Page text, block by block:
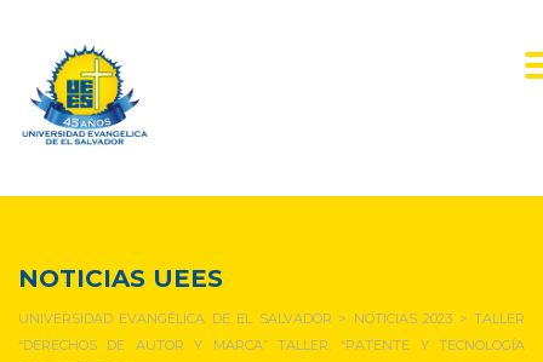
NOTICIAS UEES
UNIVERSIDAD EVANGÉLICA DE EL SALVADOR > NOTICIAS 2023 >TALLER
“DERECHOS DE AUTOR Y MARCA” TALLER: “PATENTE Y TECNOLOGÍA